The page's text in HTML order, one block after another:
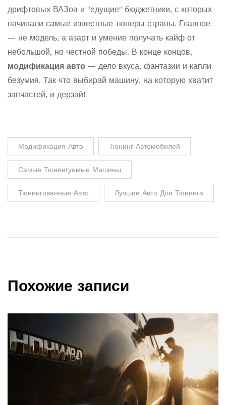
дрифтовых ВАЗов и "едущие" бюджетники, с которых
начинали самые известные тюнеры страны. Главное
— не модель, а азарт и умение получать кайф от
небольшой, но честной победы. В конце концов,
модификация авто — дело вкуса, фантазии и капли
безумия. Так что выбирай машину, на которую хватит
запчастей, и дерзай!
Модификация Авто Тюнинг Автомобилей
Самые Тюнингуемые Машины
Тюнингованные Авто Лучшие Авто Для Тюнинга
Похожие записи